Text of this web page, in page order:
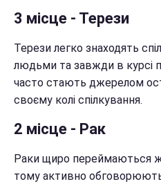
3 місце - Терези
Терези легко знаходять
людьми та завжди в курсі
часто стають джерелом
своєму колі спілкування.
2 місце - Рак
Раки щиро переймаються
тому активно